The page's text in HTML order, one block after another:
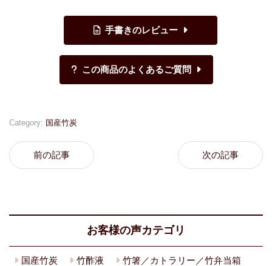
Category: 国産竹炭
前の記事 次の記事
お客様の声カテゴリ
国産竹炭 竹酢液
竹箸／カトラリー／竹弁当箱